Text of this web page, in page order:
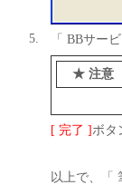
5. 「 BBサー
★ 注意
[ 完了 ]ボタ
以上で、「